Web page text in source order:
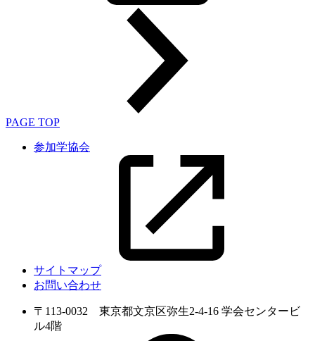
PAGE TOP
参加学協会
サイトマップ
お問い合わせ
〒113-0032 東京都文京区弥生2-4-16 学会センタービ
ル4階